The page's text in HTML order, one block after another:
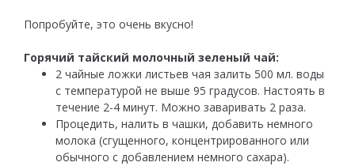
Попробуйте, это очень вкусно!
Горячий тайский молочный зеленый чай:
2 чайные ложки листьев чая залить 500 мл. воды
с температурой не выше 95 градусов. Настоять в
течение 2-4 минут. Можно заваривать 2 раза.
Процедить, налить в чашки, добавить немного
молока (сгущенного, концентрированного или
обычного с добавлением немного сахара).